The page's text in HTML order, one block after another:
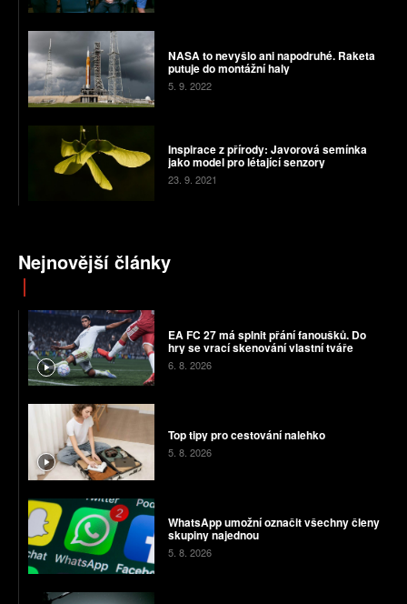
NASA to nevyšlo ani napodruhé. Raketa
putuje do montážní haly
5. 9. 2022
Inspirace z přírody: Javorová semínka
jako model pro létající senzory
23. 9. 2021
Nejnovější články
EA FC 27 má splnit přání fanoušků. Do
hry se vrací skenování vlastní tváře
6. 8. 2026
Top tipy pro cestování nalehko
5. 8. 2026
WhatsApp umožní označit všechny členy
skupiny najednou
5. 8. 2026